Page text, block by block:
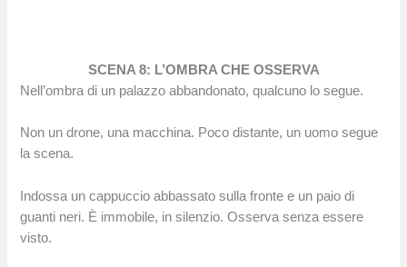
SCENA 8: L’OMBRA CHE OSSERVA
Nell’ombra di un palazzo abbandonato, qualcuno lo segue.
Non un drone, una macchina. Poco distante, un uomo segue
la scena.
Indossa un cappuccio abbassato sulla fronte e un paio di
guanti neri. È immobile, in silenzio. Osserva senza essere
visto.